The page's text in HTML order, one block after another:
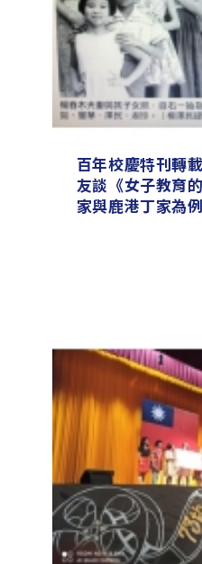
百年校慶特刊轉
友談《女子教育
家與鹿港丁家為